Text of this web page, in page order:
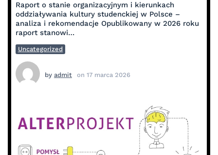
Uncategorized
Raport o stanie organizacyjnym i kierunkach
oddziaływania kultury studenckiej w Polsce –
analiza i rekomendacje Opublikowany w 2026 roku
raport stanowi…
by admit on 17 marca 2026